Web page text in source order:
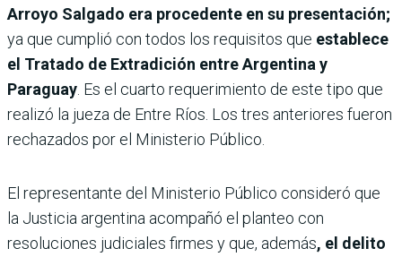
Arroyo Salgado era procedente en su presentación;
ya que cumplió con todos los requisitos que establece
el Tratado de Extradición entre Argentina y
Paraguay. Es el cuarto requerimiento de este tipo que
realizó la jueza de Entre Ríos. Los tres anteriores fueron
rechazados por el Ministerio Público.
El representante del Ministerio Público consideró que
la Justicia argentina acompañó el planteo con
resoluciones judiciales firmes y que, además, el delito